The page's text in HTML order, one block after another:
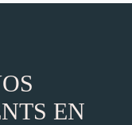
EN